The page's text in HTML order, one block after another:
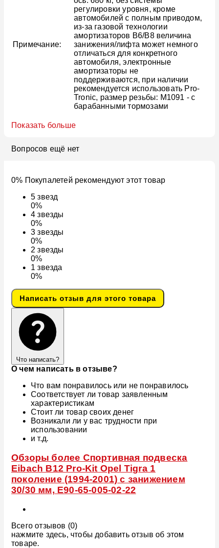
Примечание:
регулировки уровня, кроме
автомобилей с полным приводом,
из-за газовой технологии
амортизаторов B6/B8 величина
занижения/лифта может немного
отличаться для конкретного
автомобиля, электронные
амортизаторы не
поддерживаются, при наличии
рекомендуется использовать Pro-
Tronic, размер резьбы: M1091 - с
барабанными тормозами
Показать больше
Вопросов ещё нет
0% Покупалетей рекомендуют этот товар
5звезд
0%
4звезды
0%
3звезды
0%
2звезды
0%
1звезда
0%
Написать отзыв для этого товара
Что написать?
О чем написать в отзыве?
Что вам понравилось или не понравилось
Соответствует ли товар заявленным
характеристикам
Стоит ли товар своих денег
Возникали ли у вас трудности при
использовании
и т.д.
Обзоры более Спортивная подвеска
Eibach B12 Pro-Kit Opel Tigra 1
поколение (1994-2001) с занижением
30/30 мм, E90-65-005-02-22
Всего отзывов (0)
нажмите здесь, чтобы добавить отзыв об этом
товаре.